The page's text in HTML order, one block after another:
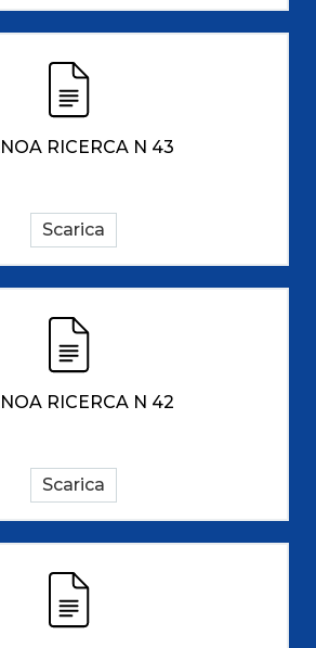
RICERCA N 43
Scarica
RICERCA N 42
Scarica